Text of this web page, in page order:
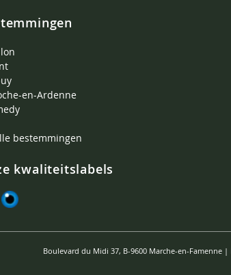
en-Ardenne
bestemmingen
kwaliteitslabels
Boulevard du Midi 37, B-9600 Marche-en-Famenne |